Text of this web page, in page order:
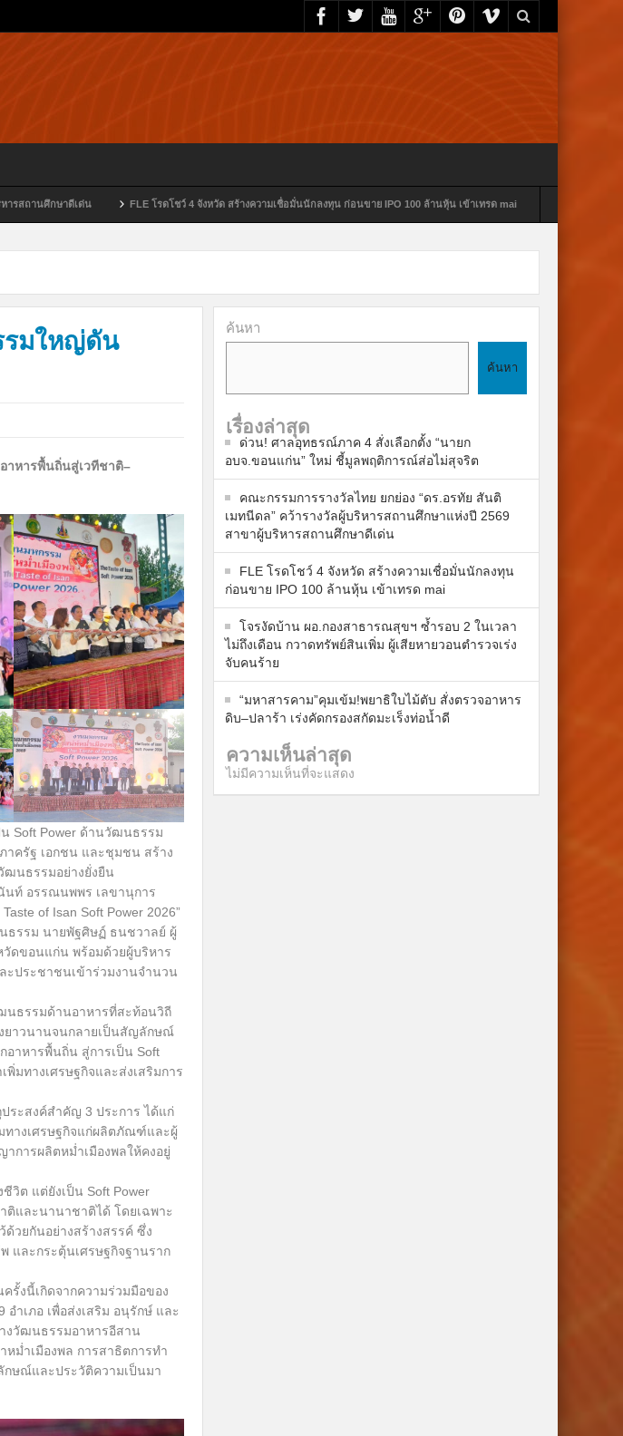
FLE โรดโชว์ 4 จังหวัด สร้างความเชื่อมั่นนักลงทุน ก่อนขาย IPO 100 ล้านหุ้น เข้าเทรด mai โจรงัดบ้าน ผอ.กองสาธารณสุขฯ ซ้ำรอบ
รมใหญ่ดัน
าหารพื้นถิ่นสู่เวทีชาติ–
Soft Power ด้านวัฒนธรรม
ภาครัฐ เอกชน และชุมชน สร้าง
ฒนธรรมอย่างยั่งยืน
นท์ อรรณนพพร เลขานุการ
of Isan Soft Power 2026”
ธรรม นายพัฐศิษฏ์ ธนชวาลย์ ผู้
ดขอนแก่น พร้อมด้วยผู้บริหาร
ประชาชนเข้าร่วมงานจำนวน
นธรรมด้านอาหารที่สะท้อนวิถี
ยาวนานจนกลายเป็นสัญลักษณ์
อาหารพื้นถิ่น สู่การเป็น Soft
มทางเศรษฐกิจและส่งเสริมการ
ระสงค์สำคัญ 3 ประการ ได้แก่
ทางเศรษฐกิจแก่ผลิตภัณฑ์และผู้
การผลิตหม่ำเมืองพลให้คงอยู่
วิต แต่ยังเป็น Soft Power
ติและนานาชาติได้ โดยเฉพาะ
ด้วยกันอย่างสร้างสรรค์ ซึ่ง
และกระตุ้นเศรษฐกิจฐานราก
งนี้เกิดจากความร่วมมือของ
ำเภอ เพื่อส่งเสริม อนุรักษ์ และ
งวัฒนธรรมอาหารอีสาน
ม่ำเมืองพล การสาธิตการทำ
ษณ์และประวัติความเป็นมา
ค้นหา
ค้นหา
เรื่องล่าสุด
ด่วน! ศาลอุทธรณ์ภาค 4 สั่งเลือกตั้ง “นายก
อบจ.ขอนแก่น” ใหม่ ชี้มูลพฤติการณ์ส่อไม่สุจริต
คณะกรรมการรางวัลไทย ยกย่อง “ดร.อรทัย สันติ
เมทนีดล” คว้ารางวัลผู้บริหารสถานศึกษาแห่งปี 2569
สาขาผู้บริหารสถานศึกษาดีเด่น
FLE โรดโชว์ 4 จังหวัด สร้างความเชื่อมั่นนักลงทุน
ก่อนขาย IPO 100 ล้านหุ้น เข้าเทรด mai
โจรงัดบ้าน ผอ.กองสาธารณสุขฯ ซ้ำรอบ 2 ในเวลา
ไม่ถึงเดือน กวาดทรัพย์สินเพิ่ม ผู้เสียหายวอนตำรวจเร่ง
จับคนร้าย
“มหาสารคาม”คุมเข้ม!พยาธิใบไม้ตับ สั่งตรวจอาหาร
ดิบ–ปลาร้า เร่งคัดกรองสกัดมะเร็งท่อน้ำดี
ความเห็นล่าสุด
ไม่มีความเห็นที่จะแสดง